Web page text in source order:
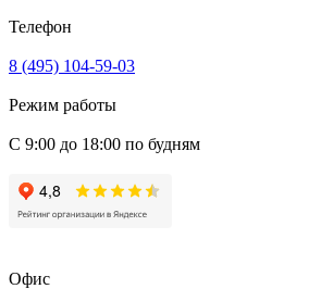
Телефон
8 (495) 104-59-03
Режим работы
С 9:00 до 18:00 по будням
Офис